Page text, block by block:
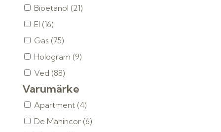
Bioetanol (21)
El (16)
Gas (75)
Hologram (9)
Ved (88)
Varumärke
Apartment (4)
De Manincor (6)